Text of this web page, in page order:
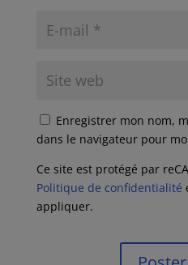
Enregistrer mon nom,
dans le navigateur pour
Ce site est protégé par
Politique de confidentialité
appliquer.